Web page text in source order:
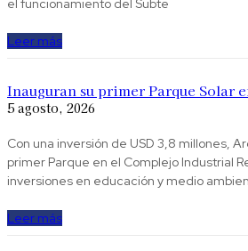
el funcionamiento del Subte
Leer más
Inauguran su primer Parque Solar
5 agosto, 2026
Con una inversión de USD 3,8 millones,
primer Parque en el Complejo Industrial
inversiones en educación y medio
Leer más